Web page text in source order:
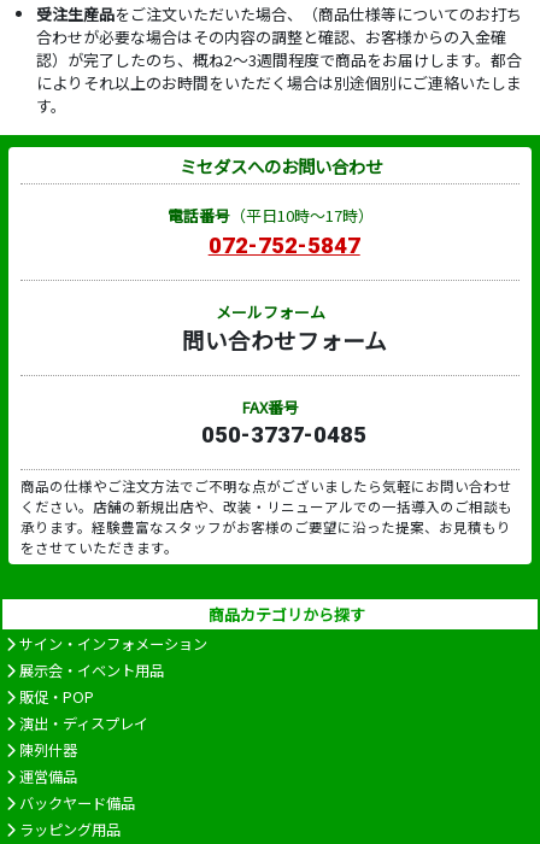
受注生産品をご注文いただいた場合、（商品仕様等についてのお打ち
合わせが必要な場合はその内容の調整と確認、お客様からの入金確
認）が完了したのち、概ね2～3週間程度で商品をお届けします。都合
によりそれ以上のお時間をいただく場合は別途個別にご連絡いたしま
す。
ミセダスへのお問い合わせ
電話番号（平日10時～17時）
072-752-5847
メールフォーム
問い合わせフォーム
FAX番号
050-3737-0485
商品の仕様やご注文方法でご不明な点がございましたら気軽にお問い合わせ
ください。店舗の新規出店や、改装・リニューアルでの一括導入のご相談も
承ります。経験豊富なスタッフがお客様のご要望に沿った提案、お見積もり
をさせていただきます。
商品カテゴリから探す
サイン・インフォメーション
展示会・イベント用品
販促・POP
演出・ディスプレイ
陳列什器
運営備品
バックヤード備品
ラッピング用品